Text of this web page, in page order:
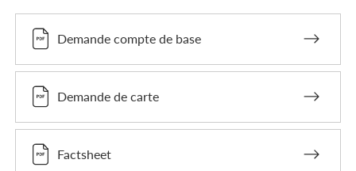
Demande compte de base
Demande de carte
Factsheet